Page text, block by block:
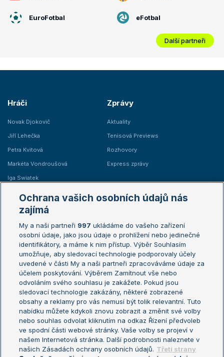
EuroFotbal eFotbal
Další partneři
Hráči
Novak Djokovič
Jiří Lehečka
Petra Kvitová
Markéta Vondroušová
Iga Swiatek
Zprávy
Aktuality
Tenisová Previews
Rozhovory
Express zprávy
Žebříčky
Žebříček ATP (muži)
Žebříček WTA (ženy)
Sázkařský žebříček
Australian Open
French Open
Wimbledon
US Open
Turnaj mistrů
Turnaj mistryň
Aktualní trendy
Fotbalové přestupy
Livesport Daily
Ochrana vašich osobních údajů nás
zajímá
My a naši partneři 997 ukládáme do vašeho zařízení
osobní údaje, jako jsou údaje o prohlížení nebo jedinečné
identifikátory, a máme k nim přístup. Výběr Souhlasím
umožňuje, aby sledovací technologie podporovaly účely
uvedené v části My a naši partneři zpracováváme údaje za
účelem poskytování. Výběrem Zamítnout vše nebo
odvoláním svého souhlasu je zakážete. Pokud jsou
sledovací technologie zakázány, některé zobrazené
obsahy a reklamy pro vás nemusí být tolik relevantní. Tuto
nabídku můžete kdykoli znovu zobrazit a změnit své volby
nebo souhlas odvolat kliknutím na odkaz Řízení předvoleb
ve spodní části webové stránky. Vaše volby se projeví v
našem Internetová stránka. Další podrobnosti naleznete v
našich Zásadách ochrany osobních údajů. Třetí strany